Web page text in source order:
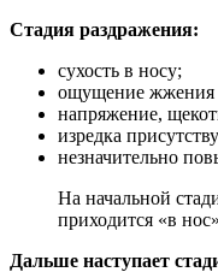
Стадия раздражения:
сухость в носу;
ощущение жжения
напряжение,
изредка
незначительно
На начальной
приходится «в
Дальше наступает